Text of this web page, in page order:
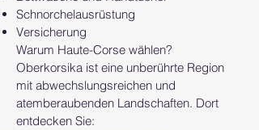
Schnorchelausrüstung
Versicherung
Warum Haute-Corse wählen?
Oberkorsika ist eine unberührte Region
mit abwechslungsreichen und
atemberaubenden Landschaften. Dort
entdecken Sie: